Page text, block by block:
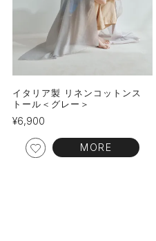
イタリア製 リネンコットンス
トール＜グレー＞
¥6,900
MORE